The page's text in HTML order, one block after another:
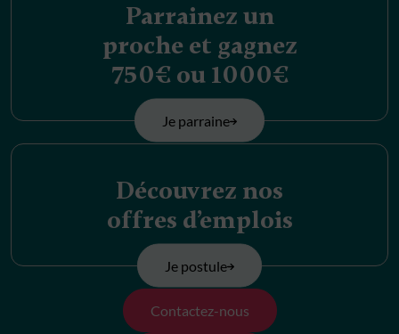
Parrainez un
proche et gagnez
750€ ou 1000€
Je parraine
Découvrez nos
offres d’emplois
Je postule
Contactez-nous